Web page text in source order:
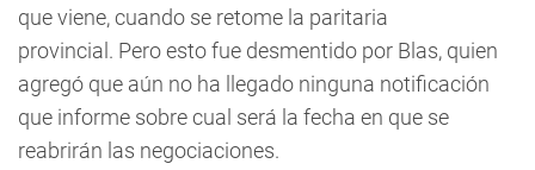
que viene, cuando se retome la paritaria
provincial. Pero esto fue desmentido por Blas, quien
agregó que aún no ha llegado ninguna notificación
que informe sobre cual será la fecha en que se
reabrirán las negociaciones.